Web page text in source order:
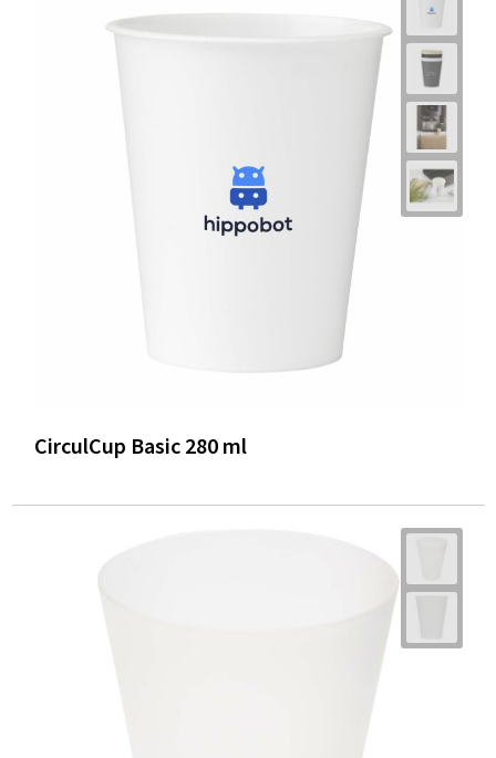
CirculCup Basic 280 ml